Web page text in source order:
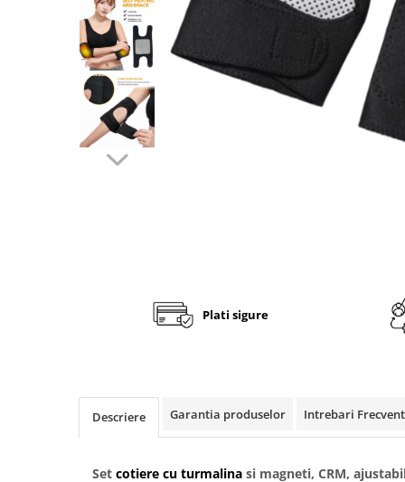
Parfumuri cu feromoni
Periute dinti
Produse albire si curatare dinti
Accesorii pentru cap si par
Accesorii vestimentare
PC, Periferice & Accesorii IT
Huse telefoane mobile
Plati sigure
Descriere Garantia produselor Intrebari
Set cotiere cu turmalina si magneti, CRM,